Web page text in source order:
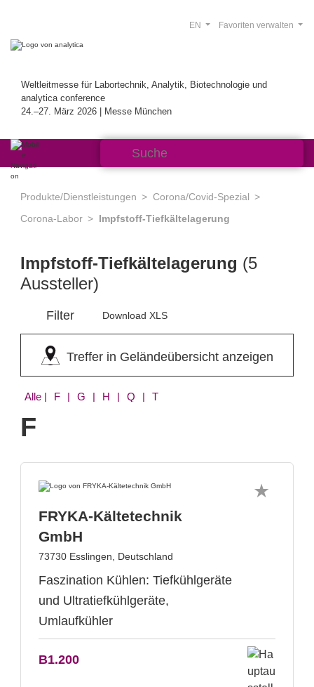
Weltleitmesse für Labortechnik, Analytik, Biotechnologie und
analytica conference
24.–27. März 2026 | Messe München
Favoriten verwalten
EN
Produkte/Dienstleistungen
Corona/Covid-Spezial
Corona-Labor
Impfstoff-Tiefkältelagerung
Impfstoff-Tiefkältelagerung (5
Aussteller)
Filter Download XLS
Treffer in Geländeübersicht anzeigen
Alle | F | G | H | Q | T
F
FRYKA-Kältetechnik
GmbH
73730 Esslingen, Deutschland
Faszination Kühlen: Tiefkühlgeräte
und Ultratiefkühlgeräte,
Umlaufkühler
B1.200